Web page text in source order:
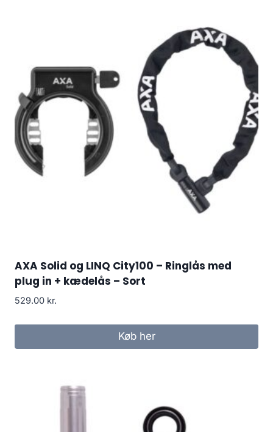
AXA Solid og LINQ City100 – Ringlås med
plug in + kædelås – Sort
529.00 kr.
Køb her